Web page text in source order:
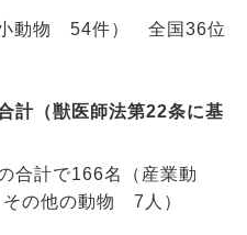
動物 54件） 全国36位
計（獣医師法第22条に基
合計で166名（産業動
の他の動物 7人）